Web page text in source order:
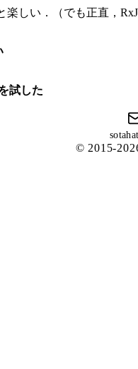
楽しい．（でも正直，
試した
© 2015-